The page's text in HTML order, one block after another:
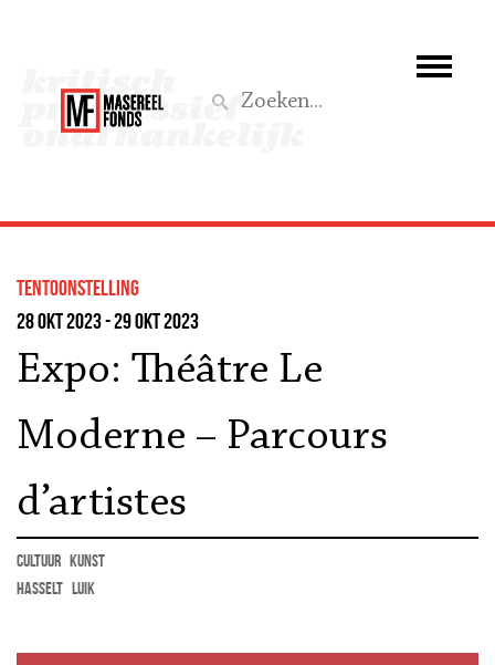
Wat we doen
Steun ons
Aktief
tentoonstelling
28 okt 2023 - 29 okt 2023
Expo: Théâtre Le
Moderne – Parcours
d’artistes
cultuur kunst
Hasselt Luik